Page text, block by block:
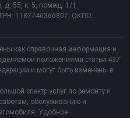
д. 55, к. 5, помещ. 1/1.
1187746366807, ОКПО:
как справочная информация и
положениями статьи 437
и могут быть изменены в
спектр услуг по ремонту и
обслуживанию и
Удобное